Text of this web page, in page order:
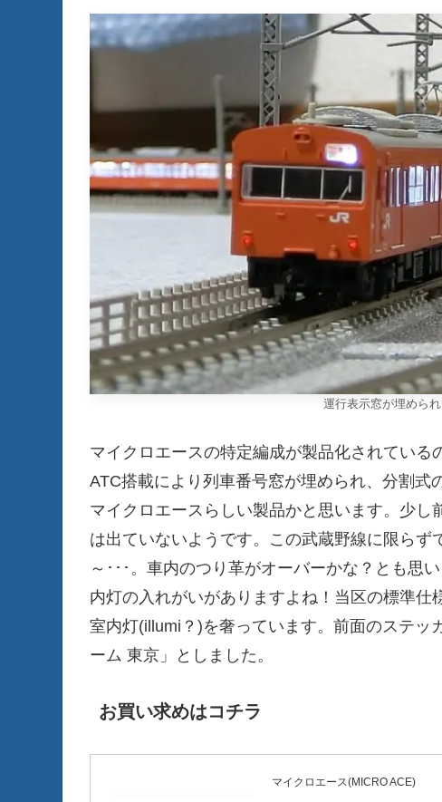
運行表示窓が埋めら
マイクロエースの特定編成が製品化されている
ATC搭載により列車番号窓が埋められ、分割式
マイクロエースらしい製品かと思います。少し
は出ていないようです。この武蔵野線に限らず
～･･･。車内のつり革がオーバーかな？とも思
内灯の入れがいがありますよね！当区の標準仕
室内灯(illumi？)を奢っています。前面のステッ
ーム 東京」としました。
お買い求めはコチラ
マイクロエース(MICRO ACE)